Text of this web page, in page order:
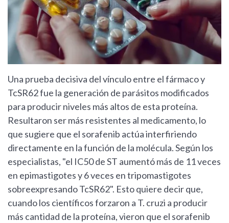
Una prueba decisiva del vínculo entre el fármaco y
TcSR62 fue la generación de parásitos modificados
para producir niveles más altos de esta proteína.
Resultaron ser más resistentes al medicamento, lo
que sugiere que el sorafenib actúa interfiriendo
directamente en la función de la molécula. Según los
especialistas, "el IC50 de ST aumentó más de 11 veces
en epimastigotes y 6 veces en tripomastigotes
sobreexpresando TcSR62". Esto quiere decir que,
cuando los científicos forzaron a T. cruzi a producir
más cantidad de la proteína, vieron que el sorafenib